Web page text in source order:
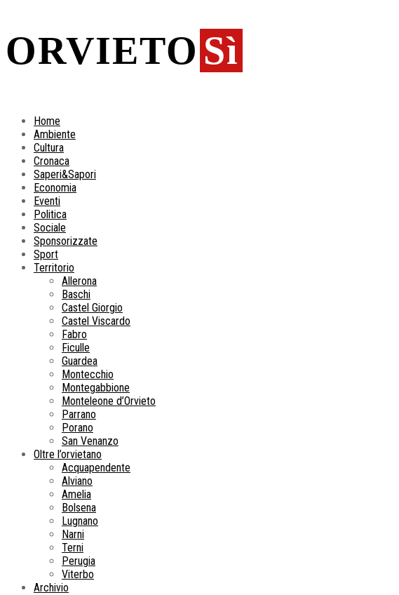
ORVIETO Sì
Home
Ambiente
Cultura
Cronaca
Saperi&Sapori
Economia
Eventi
Politica
Sociale
Sponsorizzate
Sport
Territorio
Allerona
Baschi
Castel Giorgio
Castel Viscardo
Fabro
Ficulle
Guardea
Montecchio
Montegabbione
Monteleone d’Orvieto
Parrano
Porano
San Venanzo
Oltre l’orvietano
Acquapendente
Alviano
Amelia
Bolsena
Lugnano
Narni
Terni
Perugia
Viterbo
Archivio